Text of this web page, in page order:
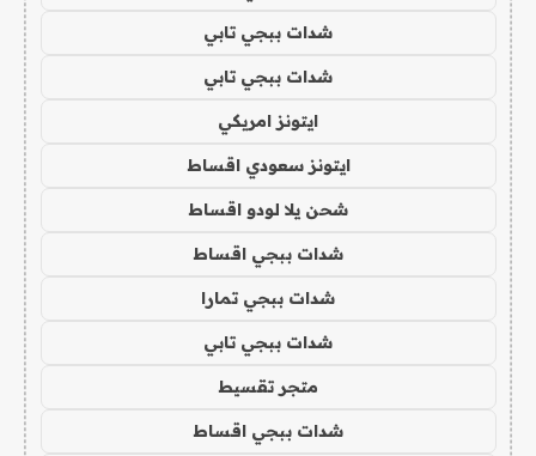
شدات ببجي تابي
شدات ببجي تابي
ايتونز امريكي
ايتونز سعودي اقساط
شحن يلا لودو اقساط
شدات ببجي اقساط
شدات ببجي تمارا
شدات ببجي تابي
متجر تقسيط
شدات ببجي اقساط